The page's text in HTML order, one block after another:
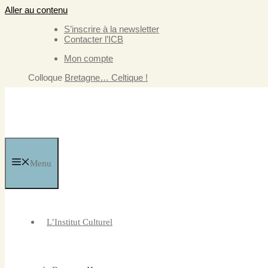
Aller au contenu
S’inscrire à la newsletter
Contacter l’ICB
Mon compte
Colloque Bretagne… Celtique !
Menu
L’Institut Culturel